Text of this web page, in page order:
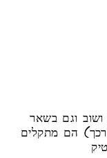
וגם בשאר
הם מתקלים